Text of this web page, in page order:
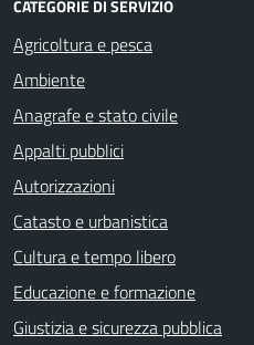
CATEGORIE DI SERVIZIO
Agricoltura e pesca
Ambiente
Anagrafe e stato civile
Appalti pubblici
Autorizzazioni
Catasto e urbanistica
Cultura e tempo libero
Educazione e formazione
Giustizia e sicurezza pubblica